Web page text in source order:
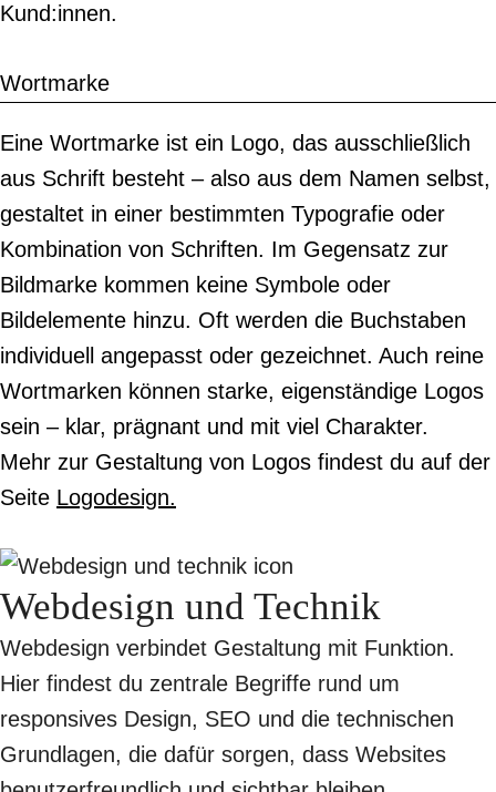
Kund:innen.
Wortmarke
Eine Wortmarke ist ein Logo, das ausschließlich
aus Schrift besteht – also aus dem Namen selbst,
gestaltet in einer bestimmten Typografie oder
Kombination von Schriften. Im Gegensatz zur
Bildmarke kommen keine Symbole oder
Bildelemente hinzu. Oft werden die Buchstaben
individuell angepasst oder gezeichnet. Auch reine
Wortmarken können starke, eigenständige Logos
sein – klar, prägnant und mit viel Charakter.
Mehr zur Gestaltung von Logos findest du auf der
Seite Logodesign.
Webdesign und Technik
Webdesign verbindet Gestaltung mit Funktion.
Hier findest du zentrale Begriffe rund um
responsives Design, SEO und die technischen
Grundlagen, die dafür sorgen, dass Websites